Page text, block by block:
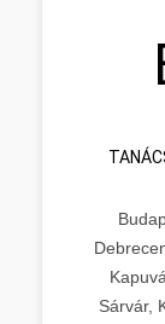
Sárvár,